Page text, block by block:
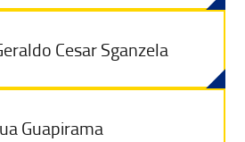
Cesar Sganzela
Guapirama